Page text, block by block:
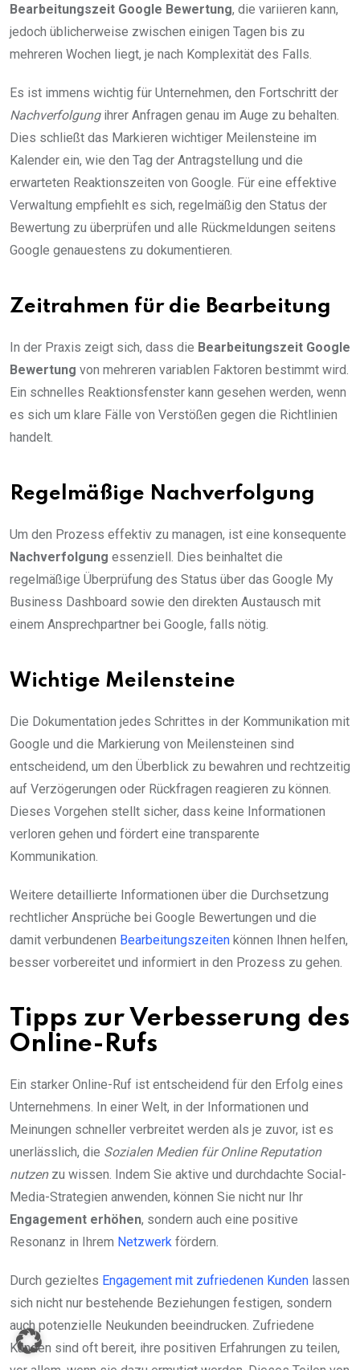
Bearbeitungszeit Google Bewertung, die variieren kann,
jedoch üblicherweise zwischen einigen Tagen bis zu
mehreren Wochen liegt, je nach Komplexität des Falls.
Es ist immens wichtig für Unternehmen, den Fortschritt der
Nachverfolgungihrer Anfragen genau im Auge zu behalten.
Dies schließt das Markieren wichtiger Meilensteine im
Kalender ein, wie den Tag der Antragstellung und die
erwarteten Reaktionszeiten von Google. Für eine effektive
Verwaltung empfiehlt es sich, regelmäßig den Status der
Bewertung zu überprüfen und alle Rückmeldungen seitens
Google genauestens zu dokumentieren.
Zeitrahmen für die Bearbeitung
In der Praxis zeigt sich, dass die Bearbeitungszeit Google
Bewertung von mehreren variablen Faktoren bestimmt wird.
Ein schnelles Reaktionsfenster kann gesehen werden, wenn
es sich um klare Fälle von Verstößen gegen die Richtlinien
handelt.
Regelmäßige Nachverfolgung
Um den Prozess effektiv zu managen, ist eine konsequente
Nachverfolgung essenziell. Dies beinhaltet die
regelmäßige Überprüfung des Status über das Google My
Business Dashboard sowie den direkten Austausch mit
einem Ansprechpartner bei Google, falls nötig.
Wichtige Meilensteine
Die Dokumentation jedes Schrittes in der Kommunikation mit
Google und die Markierung von Meilensteinen sind
entscheidend, um den Überblick zu bewahren und rechtzeitig
auf Verzögerungen oder Rückfragen reagieren zu können.
Dieses Vorgehen stellt sicher, dass keine Informationen
verloren gehen und fördert eine transparente
Kommunikation.
Weitere detaillierte Informationen über die Durchsetzung
rechtlicher Ansprüche bei Google Bewertungen und die
damit verbundenen Bearbeitungszeiten können Ihnen helfen,
besser vorbereitet und informiert in den Prozess zu gehen.
Tipps zur Verbesserung des
Online-Rufs
Ein starker Online-Ruf ist entscheidend für den Erfolg eines
Unternehmens. In einer Welt, in der Informationen und
Meinungen schneller verbreitet werden als je zuvor, ist es
unerlässlich, die Sozialen Medien für Online Reputation
nutzenzu wissen. Indem Sie aktive und durchdachte Social-
Media-Strategien anwenden, können Sie nicht nur Ihr
Engagement erhöhen, sondern auch eine positive
Resonanz in Ihrem Netzwerk fördern.
Durch gezieltes Engagement mit zufriedenen Kunden lassen
sich nicht nur bestehende Beziehungen festigen, sondern
auch potenzielle Neukunden beeindrucken. Zufriedene
Kunden sind oft bereit, ihre positiven Erfahrungen zu teilen,